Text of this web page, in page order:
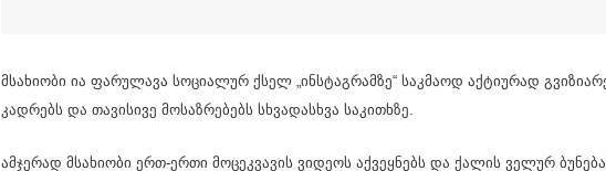
მსახიობი ია ფარულავა სოციალურ ქსელ „ინსტაგრამზე“ საკმაოდ აქტიურად
კადრებს და თავისივე მოსაზრებებს სხვადასხვა საკითხზე.
ამჯერად მსახიობი ერთ-ერთი მოცეკვავის ვიდეოს აქვეყნებს და ქალის ველურ